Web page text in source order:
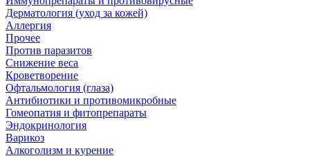
Дерматология (уход за кожей)
Аллергия
Прочее
Против паразитов
Снижение веса
Кроветворение
Офтальмология (глаза)
Антибиотики и противомикробные
Гомеопатия и фитопрепараты
Эндокринология
Варикоз
Алкоголизм и курение